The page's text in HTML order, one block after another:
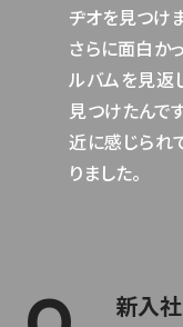
ヂオを見つけ
さらに面白か
ルバムを見返
見つけたんで
近に感じられ
りました。
新入